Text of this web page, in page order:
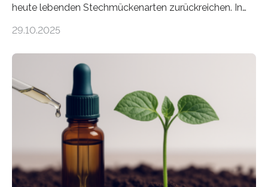
heute lebenden Stechmückenarten zurückreichen. In
Forschende die bisher älteste bekannte Stechmücken-
Region Kachin in Myanmar und hat sich in
ausgezeichnetem Zustand erhalten. Es konnte als neue
Art einer neuen Gattung beschrieben werden und trägt
nun den Namen Cretosabethes primaevus. Dieser erste
fossile Nachweis einer Stechmückenlarve in Bernstein
stellt gleichzeitig den ersten Fossilfund einer
Mückenlarve aus dem Mesozoikum dar, denn…
29.10.2025